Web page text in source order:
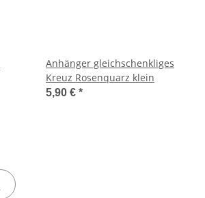
Anhänger gleichschenkliges
Kreuz Rosenquarz klein
5,90 € *